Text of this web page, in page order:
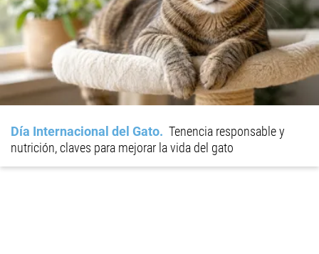
Día Internacional del Gato
Tenencia responsable y
nutrición, claves para mejorar la vida del gato